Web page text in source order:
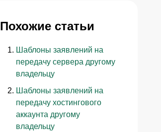
Похожие статьи
Шаблоны заявлений на
передачу сервера другому
владельцу
Шаблоны заявлений на
передачу хостингового
аккаунта другому
владельцу